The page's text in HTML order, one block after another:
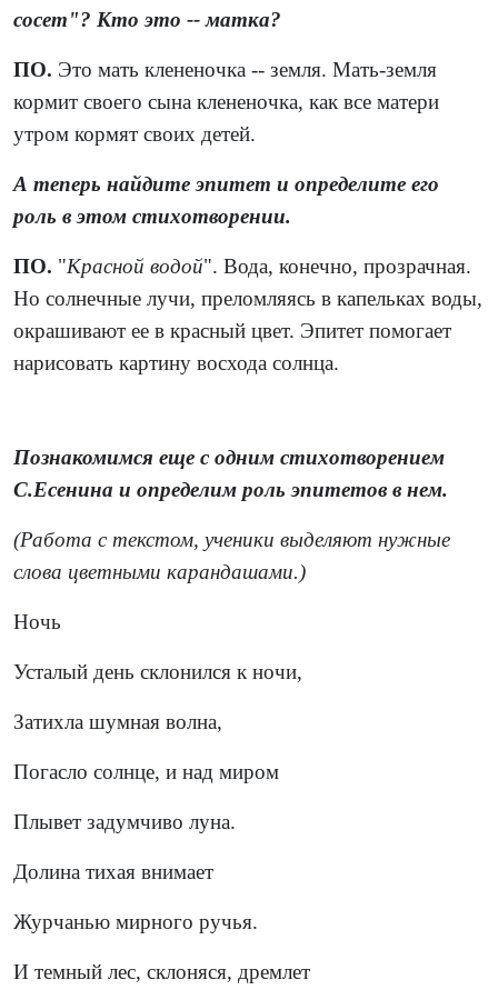
сосет"? Кто это -- матка?
ПО. Это мать клененочка -- земля. Мать-земля
кормит своего сына клененочка, как все матери
утром кормят своих детей.
А теперь найдите эпитет и определите его
роль в этом стихотворении.
ПО. "Красной водой". Вода, конечно, прозрачная.
Но солнечные лучи, преломляясь в капельках воды,
окрашивают ее в красный цвет. Эпитет помогает
нарисовать картину восхода солнца.
Познакомимся еще с одним стихотворением
С.Есенина и определим роль эпитетов в нем.
(Работа с текстом, ученики выделяют нужные
слова цветными карандашами.)
Ночь
Усталый день склонился к ночи,
Затихла шумная волна,
Погасло солнце, и над миром
Плывет задумчиво луна.
Долина тихая внимает
Журчанью мирного ручья.
И темный лес, склоняся, дремлет